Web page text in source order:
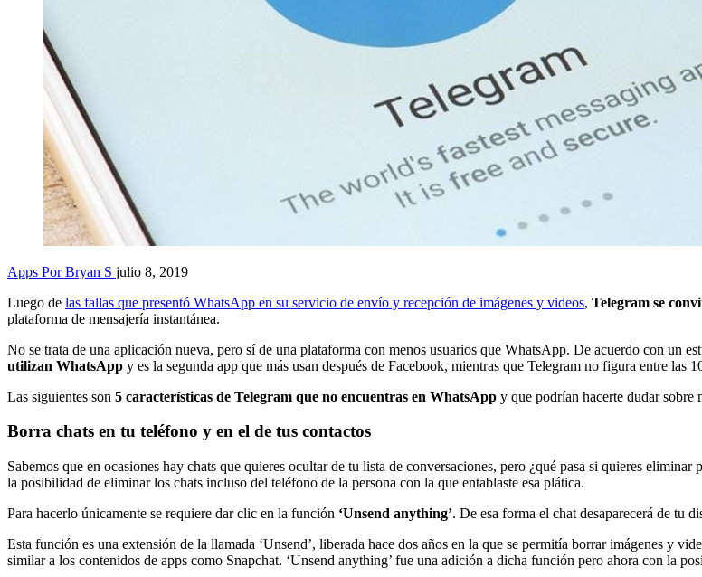
Apps Por Bryan S julio 8, 2019
Luego de las fallas que presentó WhatsApp en su servicio de envío y recepción de imágenes y videos, Telegram se
plataforma de mensajería instantánea.
No se trata de una aplicación nueva, pero sí de una plataforma con menos usuarios que WhatsApp. De acuerdo con un
utilizan WhatsApp y es la segunda app que más usan después de Facebook, mientras que Telegram no figura entre las
Las siguientes son 5 características de Telegram que no encuentras en WhatsApp y que podrían hacerte dudar sobre
Borra chats en tu teléfono y en el de tus contactos
Sabemos que en ocasiones hay chats que quieres ocultar de tu lista de conversaciones, pero ¿qué pasa si quieres
la posibilidad de eliminar los chats incluso del teléfono de la persona con la que entablaste esa plática.
Para hacerlo únicamente se requiere dar clic en la función ‘Unsend anything’. De esa forma el chat desaparecerá de tu
Esta función es una extensión de la llamada ‘Unsend’, liberada hace dos años en la que se permitía borrar imágenes y
similar a los contenidos de apps como Snapchat. ‘Unsend anything’ fue una adición a dicha función pero ahora con la